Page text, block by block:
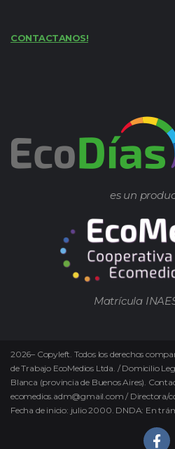
CONTACTANOS!
es un
Matrícula
2026– Copyleft. Todos los derechos
de Trabajo EcoMedios Ltda. / Domicilio
Blanca (provincia de Buenos Aires).
ecomedios.adm@gmail.com / Directora/
Fecha de inicio: julio 2000. DNDA: En